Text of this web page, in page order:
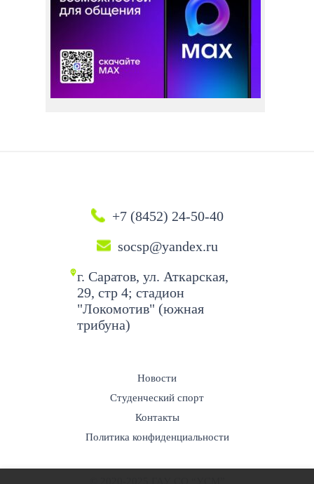
+7 (8452) 24-50-40
socsp@yandex.ru
г. Саратов, ул. Аткарская,
29, стр 4; стадион
"Локомотив" (южная
трибуна)
Новости
Студенческий спорт
Контакты
Политика конфиденциальности